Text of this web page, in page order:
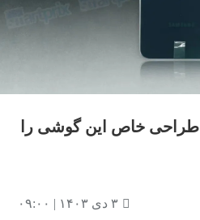
رندرهای گلکسی F16 طراحی خاص این گوشی را
۳ دی ۱۴۰۳ | ۰۹:۰۰